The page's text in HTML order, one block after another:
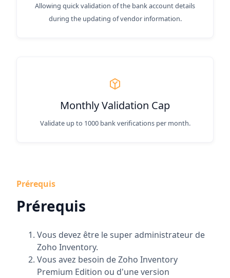
Allowing quick validation of the bank account details
during the updating of vendor information.
Monthly Validation Cap
Validate up to 1000 bank verifications per month.
Prérequis
Prérequis
Vous devez être le super administrateur de
Zoho Inventory.
Vous avez besoin de Zoho Inventory
Premium Edition ou d'une version